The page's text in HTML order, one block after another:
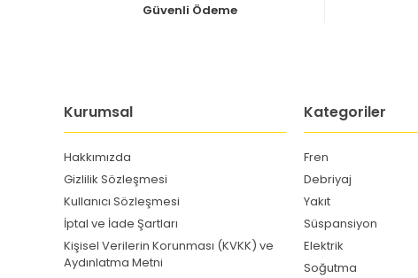
Güvenli Ödeme
Kurumsal
Hakkımızda
Gizlilik Sözleşmesi
Kullanıcı Sözleşmesi
İptal ve İade Şartları
Kişisel Verilerin Korunması (KVKK) ve
Aydınlatma Metni
Kategoriler
Fren
Debriyaj
Yakıt
Süspansiyon
Elektrik
Soğutma